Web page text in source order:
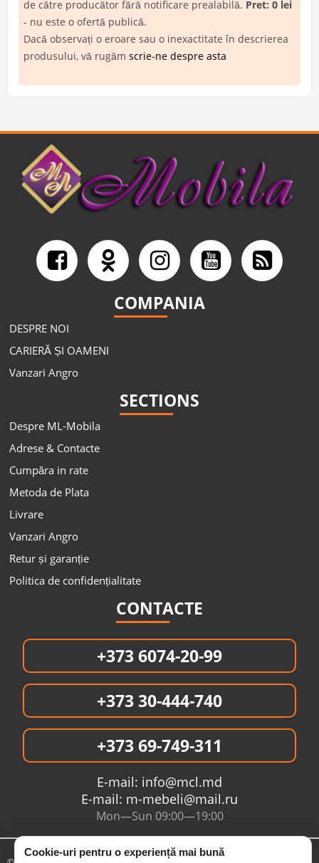
de către producător fără notificare prealabilă. Pret: 0 lei
- nu este o ofertă publică.
Dacă observați o eroare sau o inexactitate în descrierea
produsului, vă rugăm scrie-ne despre asta
COMPANIA
DESPRE NOI
CARIERĂ ȘI OAMENI
Vanzari Angro
SECTIONS
Despre ML-Mobila
Adrese & Contacte
Cumpăra in rate
Metoda de Plata
Livrare
Vanzari Angro
Retur și garanție
Politica de confidențialitate
CONTACTE
+373 6074-20-99
+373 30-444-740
+373 69-749-311
E-mail: info@mcl.md
E-mail: m-mebeli@mail.ru
Mon—Sun 09:00—19:00
Cookie-uri pentru o experiență mai bună